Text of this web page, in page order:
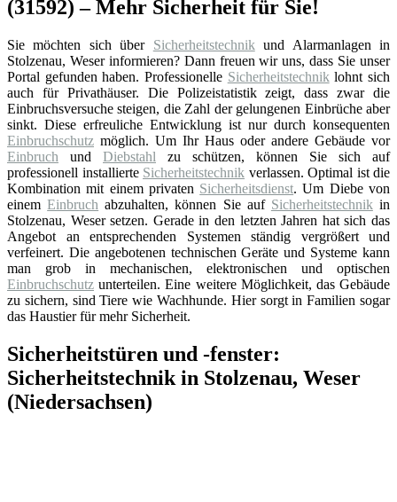
(31592) – Mehr Sicherheit für Sie!
Sie möchten sich über Sicherheitstechnikund Alarmanlagen in
Stolzenau, Weser informieren? Dann freuen wir uns, dass Sie unser
Portal gefunden haben. Professionelle Sicherheitstechniklohnt sich
auch für Privathäuser. Die Polizeistatistik zeigt, dass zwar die
Einbruchsversuche steigen, die Zahl der gelungenen Einbrüche aber
sinkt. Diese erfreuliche Entwicklung ist nur durch konsequenten
Einbruchschutz möglich. Um Ihr Haus oder andere Gebäude vor
Einbruch und Diebstahl zu schützen, können Sie sich auf
professionell installierte Sicherheitstechnik verlassen. Optimal ist die
Kombination mit einem privaten Sicherheitsdienst. Um Diebe von
einemEinbruch abzuhalten, können Sie auf Sicherheitstechnikin
Stolzenau, Weser setzen. Gerade in den letzten Jahren hat sich das
Angebot an entsprechenden Systemen ständig vergrößert und
verfeinert. Die angebotenen technischen Geräte und Systeme kann
man grob in mechanischen, elektronischen und optischen
Einbruchschutz unterteilen. Eine weitere Möglichkeit, das Gebäude
zu sichern, sind Tiere wie Wachhunde. Hier sorgt in Familien sogar
das Haustier für mehr Sicherheit.
Sicherheitstüren und -fenster:
Sicherheitstechnik in Stolzenau, Weser
(Niedersachsen)